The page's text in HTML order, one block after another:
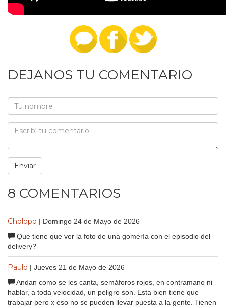
DEJANOS TU COMENTARIO
8 COMENTARIOS
Cholopo | Domingo 24 de Mayo de 2026
Que tiene que ver la foto de una gomería con el episodio del
delivery?
Paulo | Jueves 21 de Mayo de 2026
Andan como se les canta, semáforos rojos, en contramano ni
hablar, a toda velocidad, un peligro son. Esta bien tiene que
trabajar pero x eso no se pueden llevar puesta a la gente. Tienen